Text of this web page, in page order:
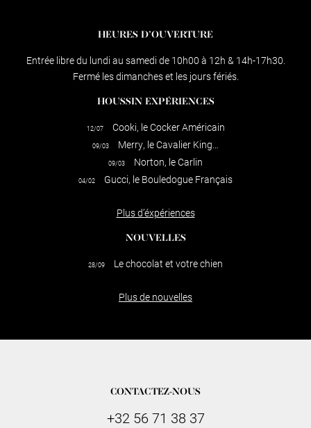
HEURES D’OUVERTURE
Entrée libre du lundi au samedi de 10h00 à 12h & 14h-17h30.
Fermé les dimanches et les jours fériés.
HOUSSIN EXPÉRIENCES
12/07 Cooki, le Cocker Américain
09/03 Merry, le Cavalier King…
09/03 Norton, le Carlin
04/02 Gucci, le Bouledogue Français
Plus d’éxpériences
NOUVELLES
28/09 Le chocolat et votre chien
Plus de nouvelles
CONTACTEZ-NOUS
+32 56 71 38 37